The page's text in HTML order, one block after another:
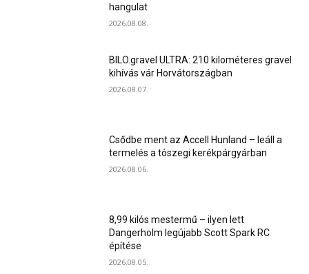
hangulat
2026.08.08.
BILO.gravel ULTRA: 210 kilométeres gravel
kihívás vár Horvátországban
2026.08.07.
Csődbe ment az Accell Hunland – leáll a
termelés a tószegi kerékpárgyárban
2026.08.06.
8,99 kilós mestermű – ilyen lett
Dangerholm legújabb Scott Spark RC
építése
2026.08.05.